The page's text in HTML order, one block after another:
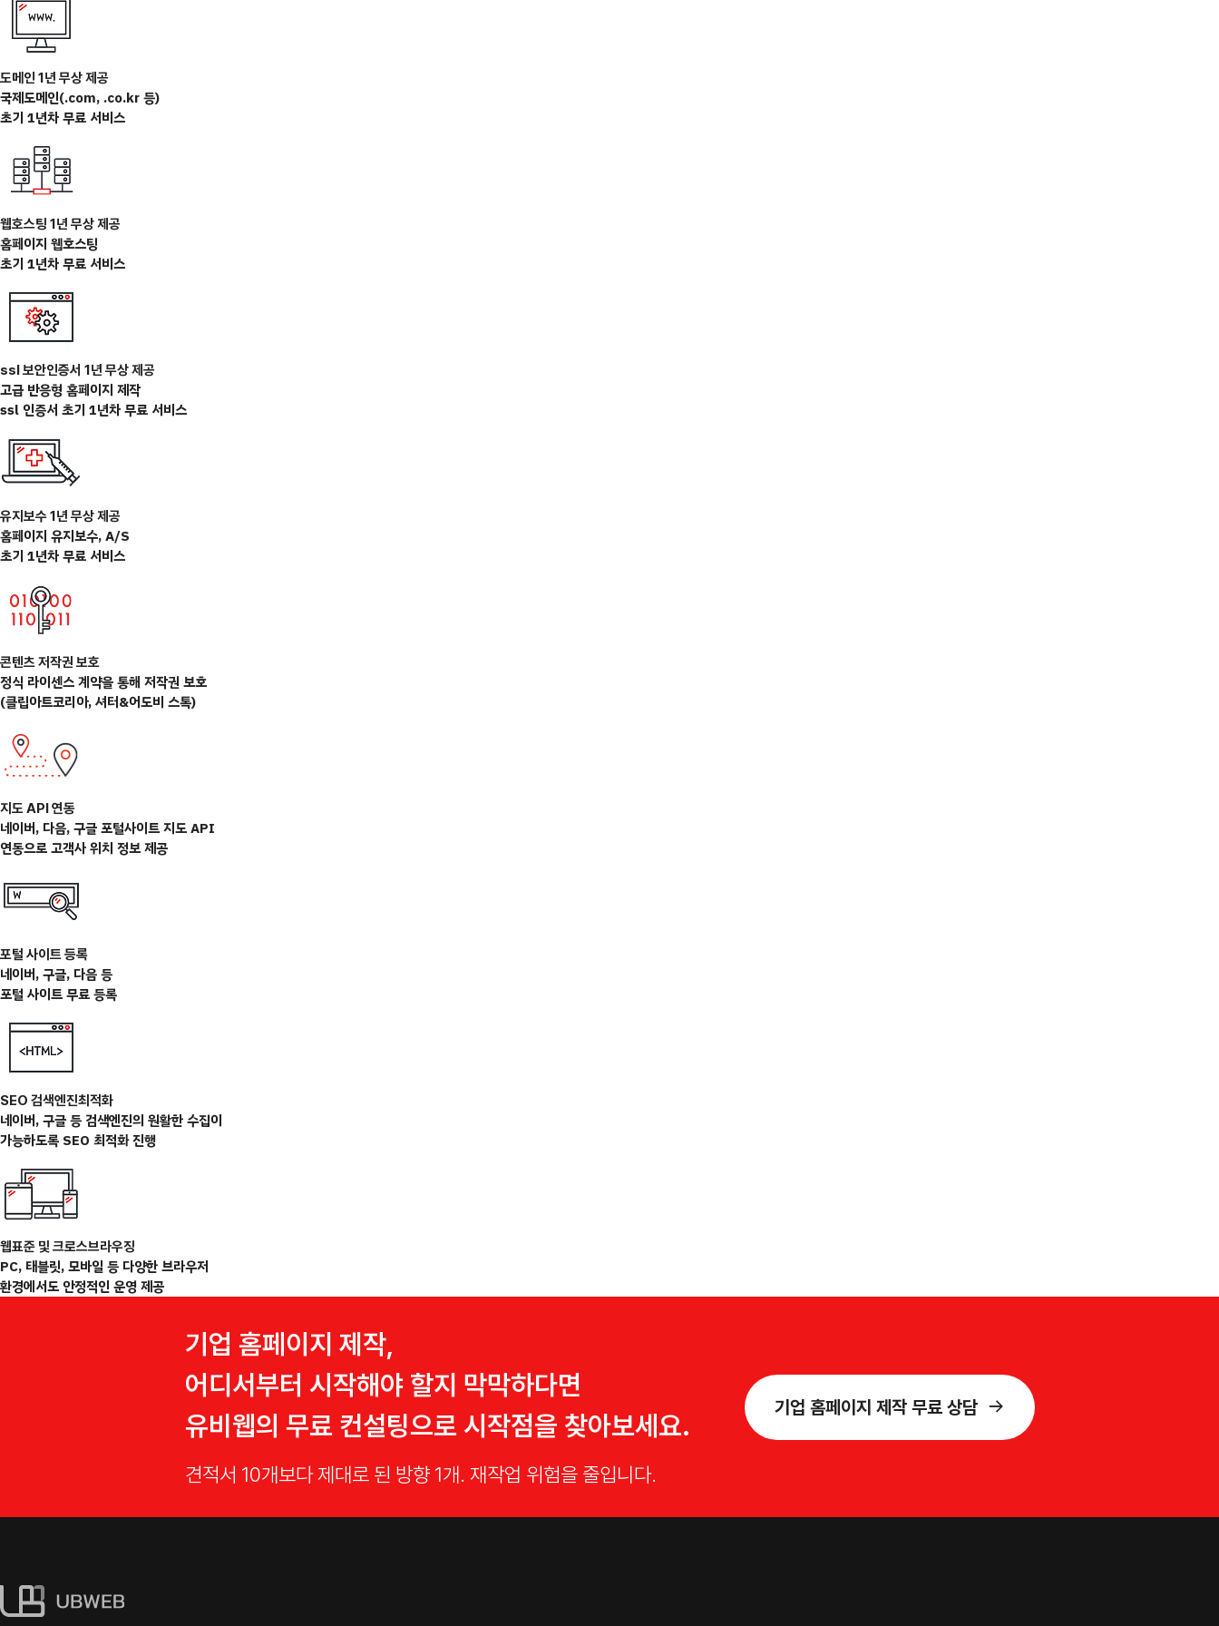
도메인 1년 무상 제공
국제도메인(.com, .co.kr 등)
초기 1년차 무료 서비스
웹호스팅 1년 무상 제공
홈페이지 웹호스팅
초기 1년차 무료 서비스
ssl 보안인증서 1년 무상 제공
고급 반응형 홈페이지 제작
ssl 인증서 초기 1년차 무료 서비스
유지보수 1년 무상 제공
홈페이지 유지보수, A/S
초기 1년차 무료 서비스
콘텐츠 저작권 보호
정식 라이센스 계약을 통해 저작권 보호
(클립아트코리아, 셔터&어도비 스톡)
지도 API 연동
네이버, 다음, 구글 포털사이트 지도 API
연동으로 고객사 위치 정보 제공
포털 사이트 등록
네이버, 구글, 다음 등
포털 사이트 무료 등록
SEO 검색엔진최적화
네이버, 구글 등 검색엔진의 원활한 수집이
가능하도록 SEO 최적화 진행
웹표준 및 크로스브라우징
PC, 태블릿, 모바일 등 다양한 브라우저
환경에서도 안정적인 운영 제공
기업 홈페이지 제작,
어디서부터 시작해야 할지 막막하다면
유비웹의 무료 컨설팅으로 시작점을 찾아보세요.
견적서 10개보다 제대로 된 방향 1개. 재작업 위험을 줄입니다.
기업 홈페이지 제작 무료 상담